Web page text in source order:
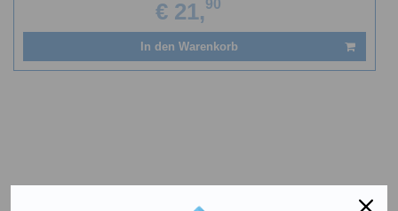
€ 21,90
In den Warenkorb